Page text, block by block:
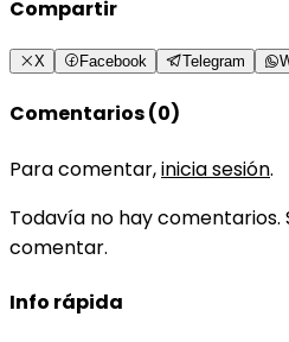
Compartir
X Facebook Telegram
Comentarios (0)
Para comentar,inicia sesión.
Todavía no hay comentarios.
comentar.
Info rápida